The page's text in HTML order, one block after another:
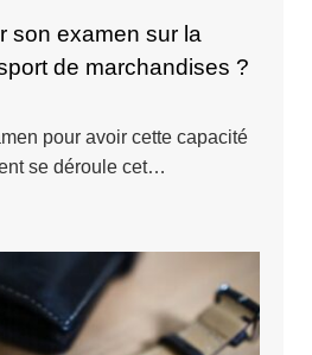
son examen sur la
de marchandises ?
pour avoir cette capacité
se déroule cet…